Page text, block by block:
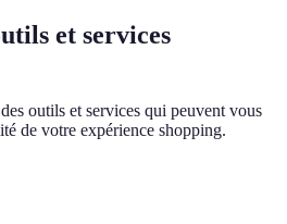
et services
outils et services qui peuvent vous
de votre expérience shopping.